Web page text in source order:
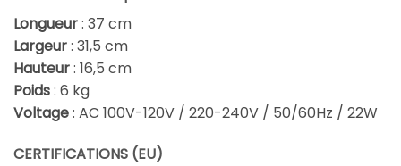
Longueur: 37 cm
Largeur: 31,5 cm
Hauteur: 16,5 cm
Poids: 6 kg
Voltage: AC 100V-120V / 220-240V / 50/60Hz / 22W
CERTIFICATIONS (EU)